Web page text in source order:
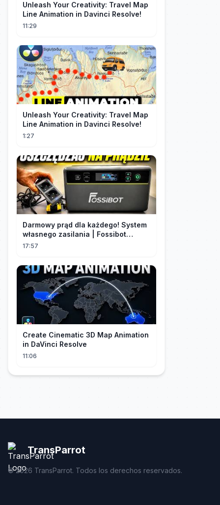
Unleash Your Creativity: Travel Map
Line Animation in Davinci Resolve!
11:29
Unleash Your Creativity: Travel Map
Line Animation in Davinci Resolve!
1:27
Darmowy prąd dla każdego! System
własnego zasilania | Fossibot
FBP1200
17:57
Create Cinematic 3D Map Animation
in DaVinci Resolve
11:06
TransParrot
©2026 TransParrot. Todos los derechos reservados.